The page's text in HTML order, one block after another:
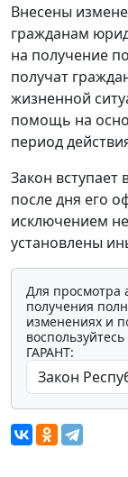
Внесены
гражданам
на получение
получат
жизненной
помощь на
период
Закон вступает
после дня его
исключением
установлены
Для просмотра
получения
изменениях и
ГАРАНТ: